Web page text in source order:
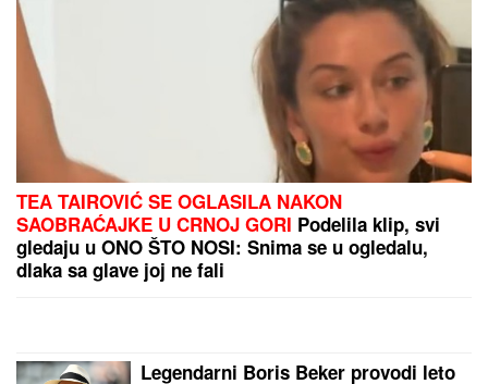
GLUMICA SA GASTOZOM I ANĐELOM NA
MALDIVIMA!Evo o kome je reč: Trčkaraju po pesku,
golišava tela u prvom planu (FOTO)